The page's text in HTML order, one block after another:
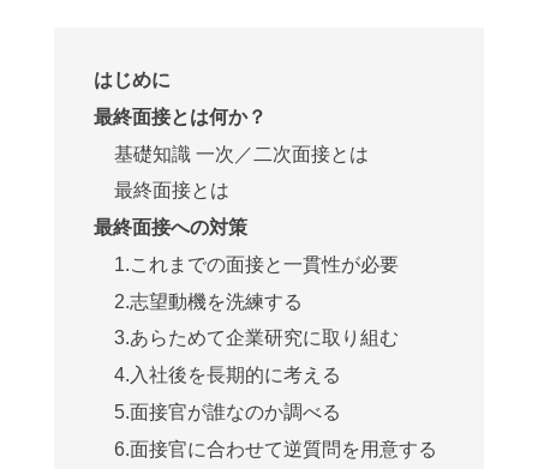
はじめに
最終面接とは何か？
基礎知識 一次／二次面接とは
最終面接とは
最終面接への対策
1.これまでの面接と一貫性が必要
2.志望動機を洗練する
3.あらためて企業研究に取り組む
4.入社後を長期的に考える
5.面接官が誰なのか調べる
6.面接官に合わせて逆質問を用意する